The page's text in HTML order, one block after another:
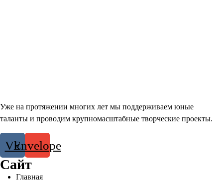
Уже на протяжении многих лет мы поддерживаем юные
таланты и проводим крупномасштабные творческие проекты.
VkEnvelope
Сайт
Главная